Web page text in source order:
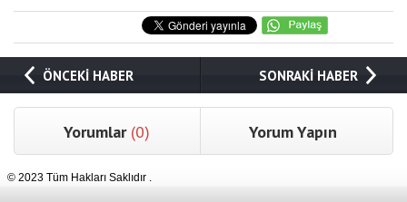
ÖNCEKİ HABER SONRAKİ HABER
Yorumlar (0) Yorum Yapın
© 2023 Tüm Hakları Saklıdır .